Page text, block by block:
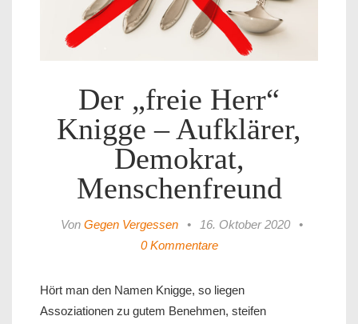
Der „freie Herr“
Knigge – Aufklärer,
Demokrat,
Menschenfreund
Von Gegen Vergessen • 16. Oktober 2020
•
0 Kommentare
Hört man den Namen Knigge, so liegen
Assoziationen zu gutem Benehmen, steifen